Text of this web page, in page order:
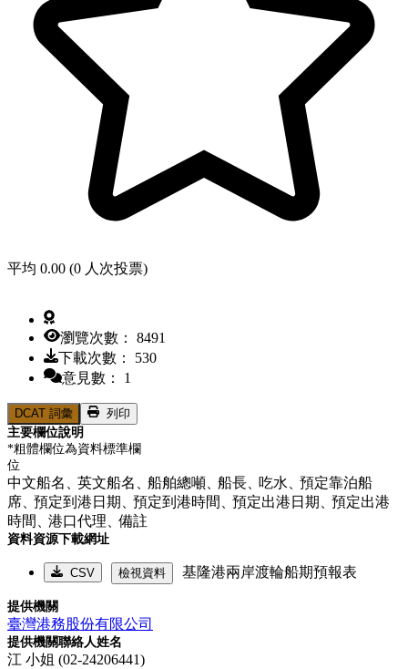
平均 0.00 (0 人次投票)
瀏覽次數： 8491
下載次數： 530
意見數： 1
DCAT 詞彙
列印
主要欄位說明
*粗體欄位為資料標準欄
位
中文船名、英文船名、船舶總噸、船長、吃水、預定靠泊船
席、預定到港日期、預定到港時間、預定出港日期、預定出港
時間、港口代理、備註
資料資源下載網址
CSV 檢視資料 基隆港兩岸渡輪船期預報表
提供機關
臺灣港務股份有限公司
提供機關聯絡人姓名
江 小姐 (02-24206441)